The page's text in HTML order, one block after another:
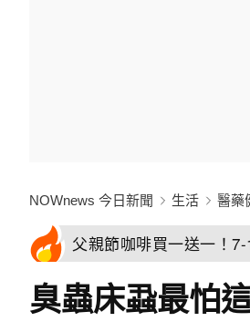
NOWnews 今日新聞 生活 醫藥
父親節咖啡買一送一！
臭蟲床蝨最怕